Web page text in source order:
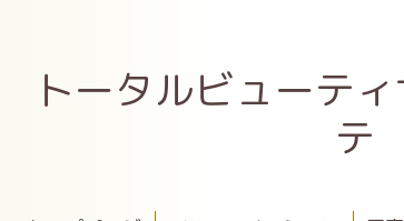
トータルビューテ
テ